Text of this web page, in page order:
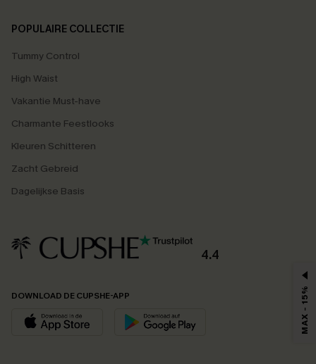
POPULAIRE COLLECTIE
Tummy Control
High Waist
Vakantie Must-have
Charmante Feestlooks
Kleuren Schitteren
Zacht Gebreid
Dagelijkse Basis
4.4
DOWNLOAD DE CUPSHE-APP MAX - 15%